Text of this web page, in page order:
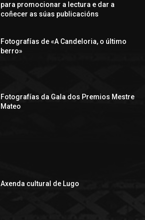
para promocionar a lectura e dar a
coñecer as súas publicacións
Fotografías de «A Candeloria, o último
berro»
Fotografías da Gala dos Premios Mestre
Mateo
Axenda cultural de Lugo